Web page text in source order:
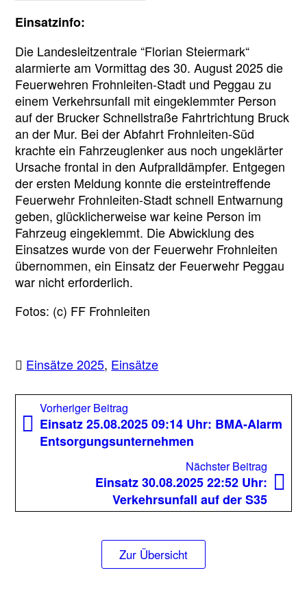
Einsatzinfo:
Die Landesleitzentrale “Florian Steiermark“
alarmierte am Vormittag des 30. August 2025 die
Feuerwehren Frohnleiten-Stadt und Peggau zu
einem Verkehrsunfall mit eingeklemmter Person
auf der Brucker Schnellstraße Fahrtrichtung Bruck
an der Mur. Bei der Abfahrt Frohnleiten-Süd
krachte ein Fahrzeuglenker aus noch ungeklärter
Ursache frontal in den Aufpralldämpfer. Entgegen
der ersten Meldung konnte die ersteintreffende
Feuerwehr Frohnleiten-Stadt schnell Entwarnung
geben, glücklicherweise war keine Person im
Fahrzeug eingeklemmt. Die Abwicklung des
Einsatzes wurde von der Feuerwehr Frohnleiten
übernommen, ein Einsatz der Feuerwehr Peggau
war nicht erforderlich.
Fotos: (c) FF Frohnleiten
Einsätze 2025, Einsätze
Beitragsnavigation
Vorheriger Beitrag
Beitrag:
Einsatz 25.08.2025 09:14 Uhr: BMA-Alarm
Entsorgungsunternehmen
Nächster Beitrag
Einsatz 30.08.2025 22:52 Uhr:
Verkehrsunfall auf der S35
Zur Übersicht